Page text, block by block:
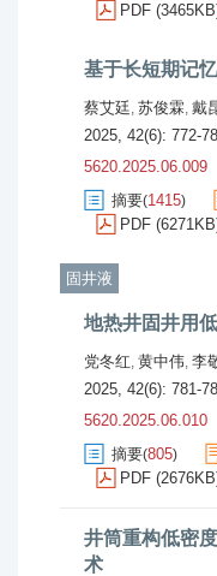
PDF
基于长短期记
蔡艾廷, 苏俊霖, 戴
2025, 42(6): 772-
5620.2025.06.009
摘要(1415)
PDF
固井液
地热井固井用
党冬红, 黄中伟, 李
2025, 42(6): 781-
5620.2025.06.010
摘要(805)
PDF
井筒重构低密
术